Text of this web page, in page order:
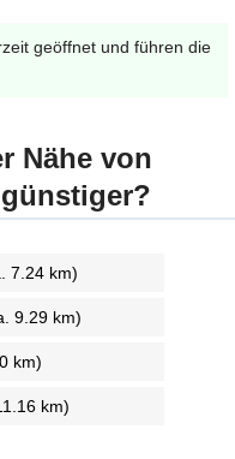
geöffnet und führen die
Nähe von
7.24 km)
9.29 km)
km)
km)